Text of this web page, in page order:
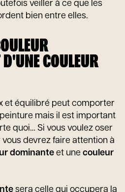
veiller à ce que les
bien entre elles.
COULEUR
et équilibré peut comporter
mais il est important
quoi… Si vous voulez oser
devrez faire attention à
dominante et une couleur
sera celle qui occupera la